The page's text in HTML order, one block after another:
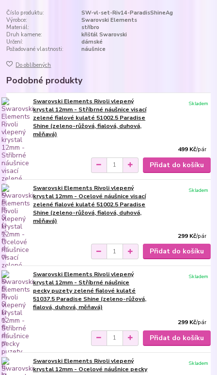
Číslo produktu:
SW-vl-set-Riv14-ParadisShineAg
Výrobce:
Swarovski Elements
Materiál:
stříbro
Druh kamene:
křišťál Swarovski
Určení:
dámské
Požadované vlastnosti:
náušnice
Do oblíbených
Podobné produkty
Swarovski Elements Rivoli vlepený
krystal 12mm - Stříbrné náušnice visací
zelené fialové kulaté 51002.5 Paradise
Shine (zeleno-růžová, fialová, duhová,
měňavá)
499 Kč/pár
Skladem
Přidat do košíku
Swarovski Elements Rivoli vlepený
krystal 12mm - Ocelové náušnice visací
zelené fialové kulaté 51002.5 Paradise
Shine (zeleno-růžová, fialová, duhová,
měňavá)
299 Kč/pár
Skladem
Přidat do košíku
Swarovski Elements Rivoli vlepený
krystal 12mm - Stříbrné náušnice
pecky puzety zelené fialové kulaté
51037.5 Paradise Shine (zeleno-růžová,
fialová, duhová, měňavá)
299 Kč/pár
Skladem
Přidat do košíku
Swarovski Elements Rivoli vlepený
krystal 12mm - Ocelové náušnice pecky
Skladem